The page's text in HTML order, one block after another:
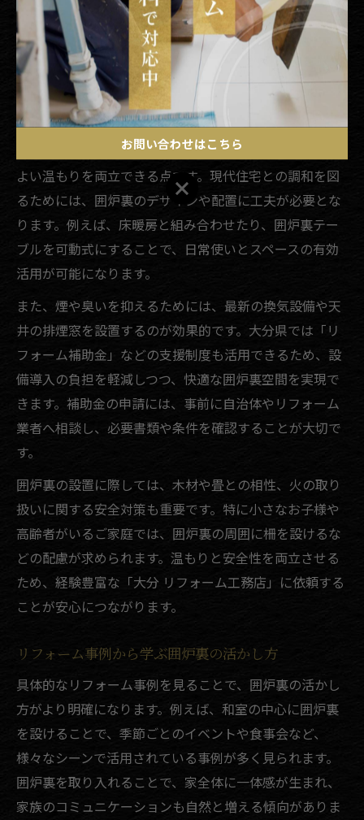
す。実際に完成した空間を見学できるモデルハウスや見
学会もあるため、実物を体感しながら理想の囲炉裏空間
をイメージしてみましょう。
囲炉裏リフォームで得られる温もりの工夫
囲炉裏リフォームの最大の魅力は、家族の団らんと心地
よい温もりを両立できる点です。現代住宅との調和を図
るためには、囲炉裏のデザインや配置に工夫が必要とな
ります。例えば、床暖房と組み合わせたり、囲炉裏テー
ブルを可動式にすることで、日常使いとスペースの有効
活用が可能になります。
また、煙や臭いを抑えるためには、最新の換気設備や天
井の排煙窓を設置するのが効果的です。大分県では「リ
フォーム補助金」などの支援制度も活用できるため、設
備導入の負担を軽減しつつ、快適な囲炉裏空間を実現で
きます。補助金の申請には、事前に自治体やリフォーム
業者へ相談し、必要書類や条件を確認することが大切で
す。
囲炉裏の設置に際しては、木材や畳との相性、火の取り
扱いに関する安全対策も重要です。特に小さなお子様や
高齢者がいるご家庭では、囲炉裏の周囲に柵を設けるな
どの配慮が求められます。温もりと安全性を両立させる
ため、経験豊富な「大分 リフォーム工務店」に依頼する
ことが安心につながります。
リフォーム事例から学ぶ囲炉裏の活かし方
具体的なリフォーム事例を見ることで、囲炉裏の活かし
方がより明確になります。例えば、和室の中心に囲炉裏
を設けることで、季節ごとのイベントや食事会など、
様々なシーンで活用されている事例が多く見られます。
囲炉裏を取り入れることで、家全体に一体感が生まれ、
家族のコミュニケーションも自然と増える傾向がありま
お問い合わせはこちら
お問い合わせはこちら